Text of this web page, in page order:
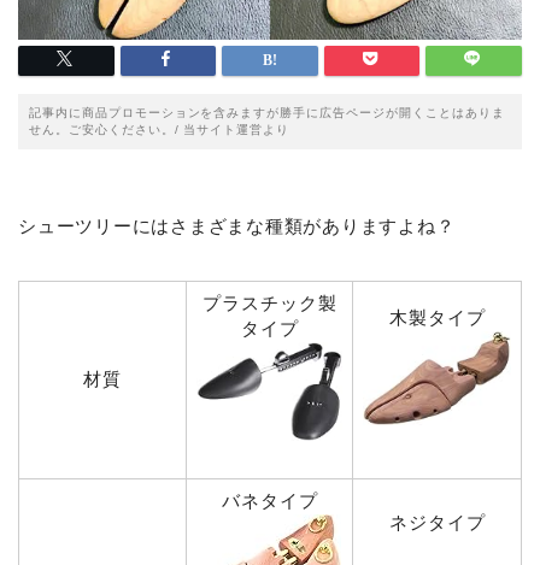
記事内に商品プロモーションを含みますが勝手に広告ページが開くことはありま
せん。ご安心ください。/ 当サイト運営より
シューツリーにはさまざまな種類がありますよね？
材質
プラスチック製
タイプ
木製タイプ
バネタイプ
ネジタイプ